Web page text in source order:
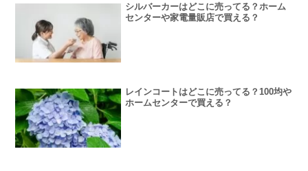
シルバーカーはどこに売ってる？ホーム
センターや家電量販店で買える？
レインコートはどこに売ってる？100均や
ホームセンターで買える？